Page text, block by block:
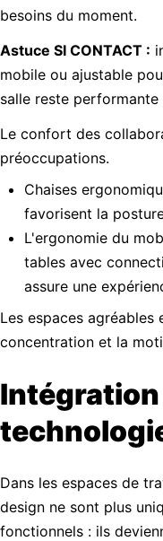
besoins du moment.
Astuce SI CONTACT :
mobile ou ajustable
salle reste
Le confort des
préoccupations.
Chaises
favorisent la
L'ergonomie du
tables avec
assure une
Les espaces
concentration et la
Intégration
Dans les espaces de
design ne sont plus
fonctionnels : ils